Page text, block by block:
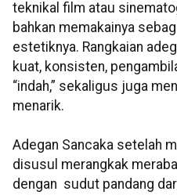
teknikal film atau
bahkan memakainya
estetiknya. Rangkaian
kuat, konsisten,
“indah,” sekaligus juga
menarik.
Adegan Sancaka setelah
disusul merangkak
dengan sudut pandang